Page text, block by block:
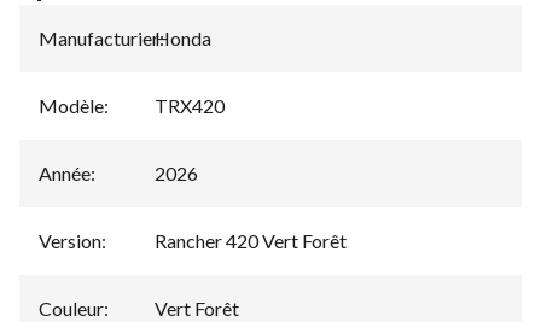
Manufacturier:
Honda
Modèle: TRX420
Année: 2026
Version: Rancher 420 Vert Forêt
Couleur: Vert Forêt